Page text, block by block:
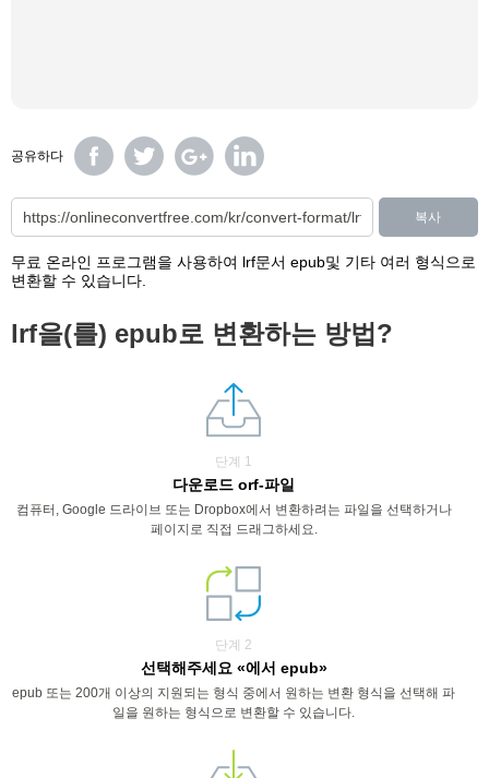
공유하다
복사
무료 온라인 프로그램을 사용하여 lrf문서 epub및 기타 여러 형식으로
변환할 수 있습니다.
lrf을(를) epub로 변환하는 방법?
단계 1
다운로드 orf-파일
컴퓨터, Google 드라이브 또는 Dropbox에서 변환하려는 파일을 선택하거나
페이지로 직접 드래그하세요.
단계 2
선택해주세요 «에서 epub»
epub 또는 200개 이상의 지원되는 형식 중에서 원하는 변환 형식을 선택해 파
일을 원하는 형식으로 변환할 수 있습니다.